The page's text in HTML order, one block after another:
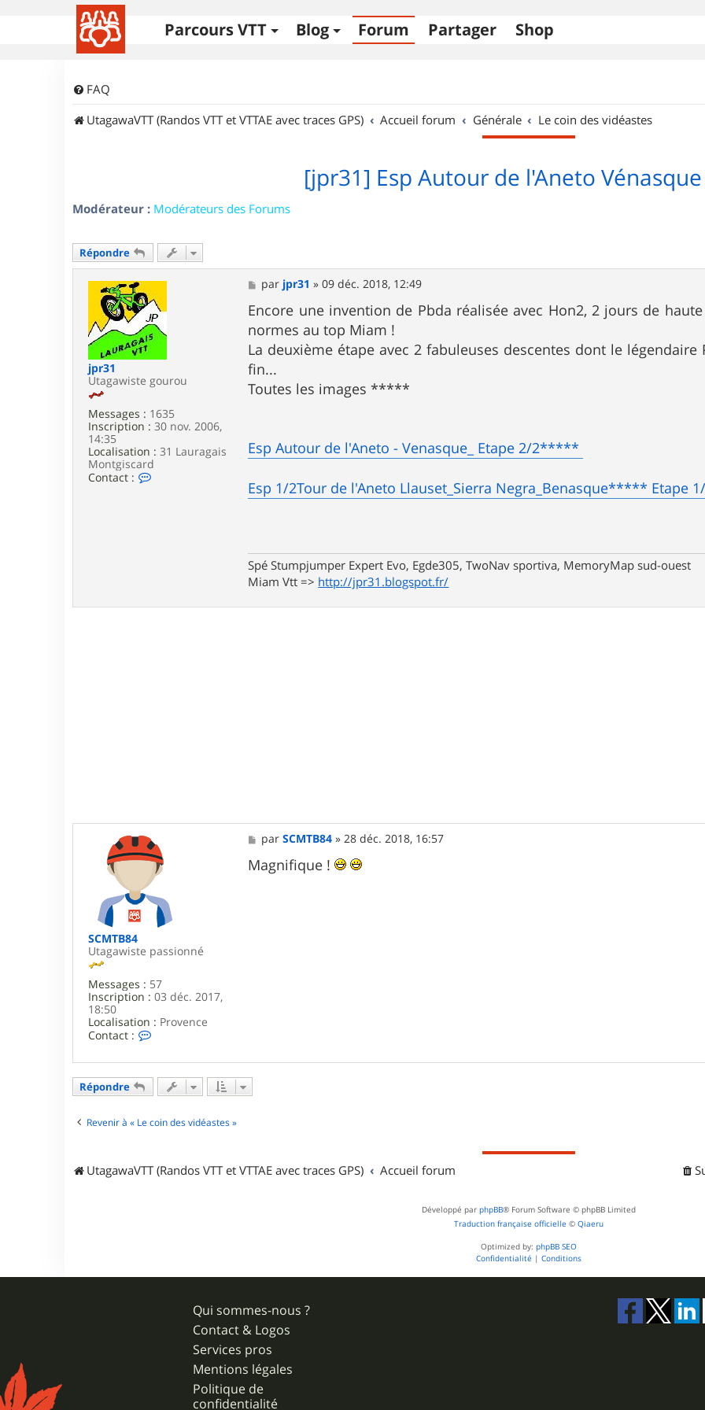
Parcours VTT Blog Forum Partager Shop
FAQ
UtagawaVTT (Randos VTT et VTTAE avec traces GPS)
Accueil forum Générale Le coin des vidéastes
[jpr31] Esp Autour de l'Aneto
Modérateur : Modérateurs des Forums
Répondre
jpr31
Utagawiste gourou
Messages : 1635
Inscription : 30 nov. 2006,
14:35
Localisation : 31 Lauragais
Montgiscard
Contact :
M
e
s
s
a
g
e
par jpr31 »09 déc. 2018, 12:49
Encore une invention de Pbda réalisée avec Hon2, 2 jours de
normes au top Miam !
La deuxième étape avec 2 fabuleuses descentes dont le
fin...
Toutes les images *****
Esp Autour de l'Aneto - Venasque_ Etape 2/2*****
Esp 1/2Tour de l'Aneto Llauset_Sierra Negra_Benasque***** Etape
Spé Stumpjumper Expert Evo, Egde305, TwoNav sportiva, MemoryMap sud-ouest
Miam Vtt => http://jpr31.blogspot.fr/
SCMTB84
Utagawiste passionné
Messages : 57
Inscription : 03 déc. 2017,
18:50
Localisation : Provence
Contact :
c
e
M
M
e
s
s
parSCMTB84 » 28 déc. 2018, 16:57
Magnifique !
Répondre
Revenir à « Le coin des vidéastes »
UtagawaVTT (Randos VTT et VTTAE avec traces GPS) Accueil forum
Développé par phpBB® Forum Software © phpBB Limited
Traduction française officielle © Qiaeru
Optimized by: phpBB SEO
Confidentialité | Conditions
Qui sommes-nous ?
Contact & Logos
Services pros
Mentions légales
Politique de
confidentialité